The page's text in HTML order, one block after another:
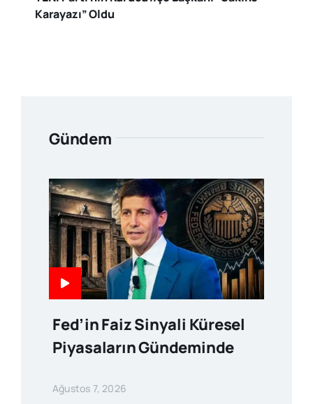
Karayazı” Oldu
Gündem
Fed’in Faiz Sinyali Küresel
Piyasaların Gündeminde
Ağustos 7, 2026